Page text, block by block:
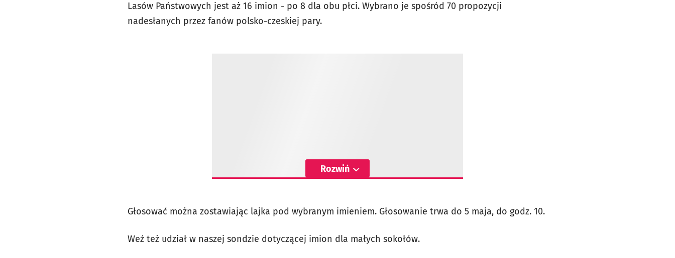
Lasów Państwowych jest aż 16 imion - po 8 dla obu płci. Wybrano je spośród 70 propozycji
nadesłanych przez fanów polsko-czeskiej pary.
Rozwiń
Głosować można zostawiając lajka pod wybranym imieniem. Głosowanie trwa do 5 maja, do godz. 10.
Weź też udział w naszej sondzie dotyczącej imion dla małych sokołów.